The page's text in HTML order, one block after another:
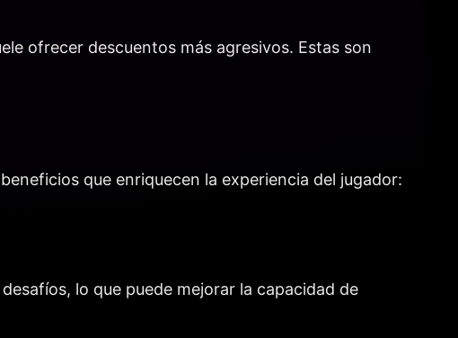
ofrecer descuentos más agresivos. Estas son
que enriquecen la experiencia del jugador:
lo que puede mejorar la capacidad de